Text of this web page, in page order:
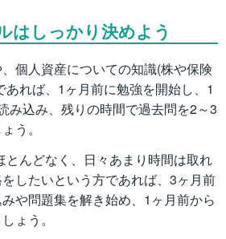
はしっかり決めよう
個人資産についての知識(株や保険
あれば、1ヶ月前に勉強を開始し、1
み込み、残りの時間で過去問を2～3
う。
とんどなく、日々あまり時間は取れ
したいという方であれば、3ヶ月前
や問題集を解き始め、1ヶ月前から
ょう。